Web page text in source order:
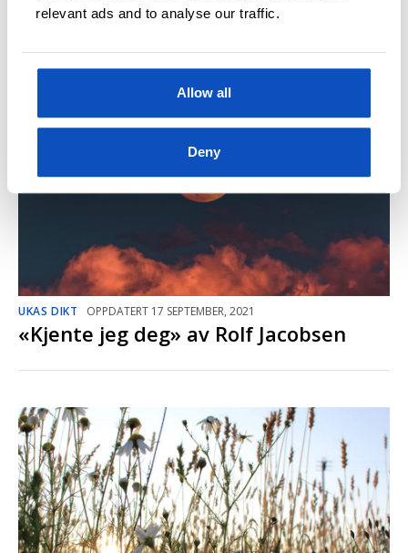
relevant ads and to analyse our traffic.
Allow all
Deny
UKAS DIKT OPPDATERT 26 NOVEMBER, 2021
UKAS DIKT OPPDATERT 17 SEPTEMBER, 2021
«Kjente jeg deg» av Rolf Jacobsen